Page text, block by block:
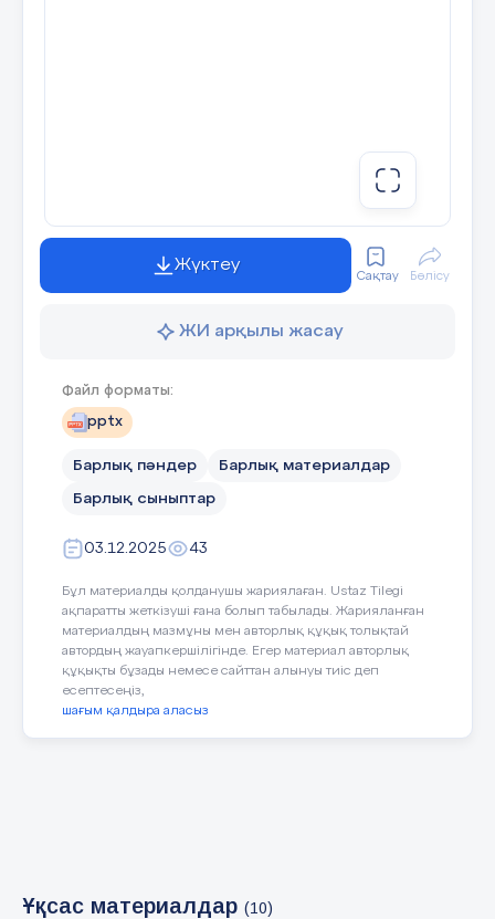
Жүктеу
Сақтау Бөлісу
ЖИ арқылы жасау
Файл форматы:
pptx
Барлық пәндер Барлық материалдар
Барлық сыныптар
03.12.2025 43
Бұл материалды қолданушы жариялаған. Ustaz Tilegi
ақпаратты жеткізуші ғана болып табылады. Жарияланған
материалдың мазмұны мен авторлық құқық толықтай
автордың жауапкершілігінде. Егер материал авторлық
құқықты бұзады немесе сайттан алынуы тиіс деп
есептесеңіз,
шағым қалдыра аласыз
Ұқсас материалдар (10)